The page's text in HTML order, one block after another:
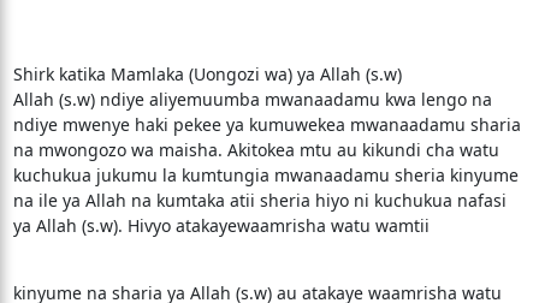
Shirk katika Mamlaka (Uongozi wa) ya Allah (s.w)
Allah (s.w) ndiye aliyemuumba mwanaadamu kwa lengo na
ndiye mwenye haki pekee ya kumuwekea mwanaadamu sharia
na mwongozo wa maisha. Akitokea mtu au kikundi cha watu
kuchukua jukumu la kumtungia mwanaadamu sheria kinyume
na ile ya Allah na kumtaka atii sheria hiyo ni kuchukua nafasi
ya Allah (s.w). Hivyo atakayewaamrisha watu wamtii
kinyume na sharia ya Allah (s.w) au atakaye waamrisha watu